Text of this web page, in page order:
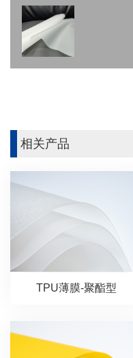
相关产品
TPU薄膜-聚酯型